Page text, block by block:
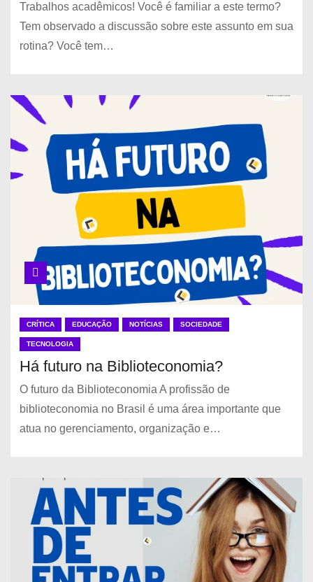
Trabalhos acadêmicos! Você é familiar a este termo?
Tem observado a discussão sobre este assunto em sua
rotina? Você tem…
CRÍTICA EDUCAÇÃO NOTÍCIAS SOCIEDADE
TECNOLOGIA
Há futuro na Biblioteconomia?
O futuro da Biblioteconomia A profissão de
biblioteconomia no Brasil é uma área importante que
atua no gerenciamento, organização e…